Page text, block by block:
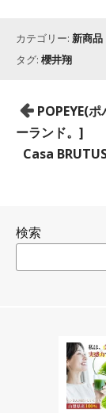
カテゴリー: 新商品
タグ: 櫻井翔
投
稿
ナ
シ
POPEYE(
ーランド。]
Casa
検索